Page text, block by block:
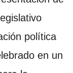
política
en un